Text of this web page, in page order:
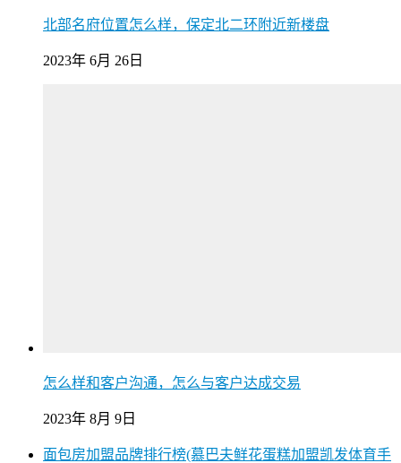
北部名府位置怎么样，保定北二环附近新楼盘
2023年 6月 26日
怎么样和客户沟通，怎么与客户达成交易
2023年 8月 9日
面包房加盟品牌排行榜(慕巴夫鲜花蛋糕加盟凯发体育手